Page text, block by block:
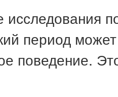
период
поведение.